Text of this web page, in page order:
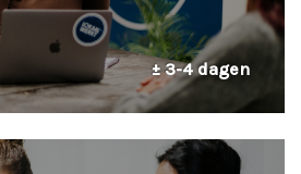
± 3-4 dagen